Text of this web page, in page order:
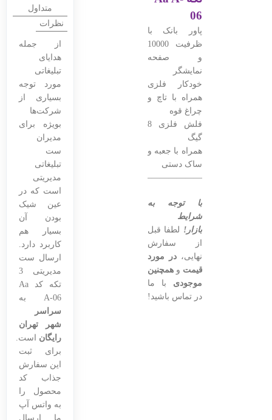
06
پاور بانک با
ظرفیت 10000
و صفحه
نمایشگر
خودکار فلزی
همراه با تاچ و
چراغ قوه
فلش فلزی 8
گیگ
همراه با جعبه و
ساک دستی
——————————————–
با توجه به
شرایط
بازار! لطفا قبل
از سفارش
نهایی،در مورد
قیمت وهمچنین
موجودی با ما
در تماس باشید!
متداول
نظرات
از جمله
هدایای
تبلیغاتی
مورد توجه
بسیاری از
شرکت‌ها
بویژه برای
مدیران
ست
تبلیغاتی
مدیریتی
است که در
عین شیک
بودن آن
بسیار هم
کاربرد دارد.
ارسال ست
مدیریتی 3
تکه کد Aa
A-06 به
سراسر
شهر تهران
رایگان است.
برای ثبت
این سفارش
جذاب کد
محصول را
به واتس آپ
ما ارسال